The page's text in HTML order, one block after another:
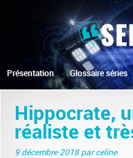
Présentation Glossaire séries
Hippocrate,
réaliste et
9 décembre 2018par celine